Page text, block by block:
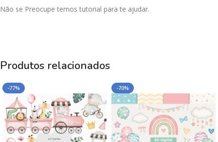
Não se Preocupe temos tutorial para te ajudar.
Produtos relacionados
-77% -70%